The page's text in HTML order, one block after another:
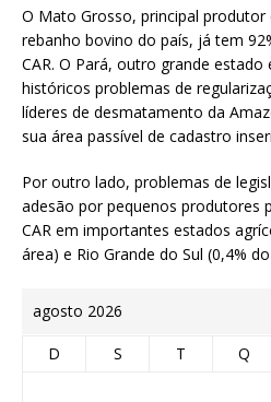
O Mato Grosso, principal
rebanho bovino do país, já tem
CAR. O Pará, outro grande
históricos problemas de
líderes de desmatamento da
sua área passível de cadastro
Por outro lado, problemas de
adesão por pequenos produtores
CAR em importantes estados
área) e Rio Grande do Sul (0,4%
agosto 2026
D S T Q